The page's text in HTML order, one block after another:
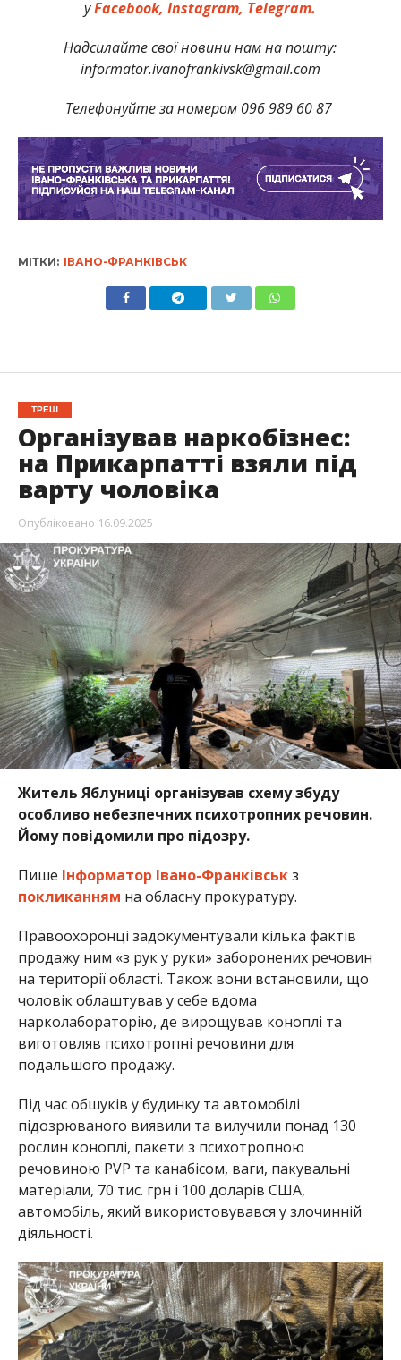
уFacebook, Instagram, Telegram.
Надсилайте свої новини нам на пошту:
informator.ivanofrankivsk@gmail.com
Телефонуйте за номером 096 989 60 87
МІТКИ: ІВАНО-ФРАНКІВСЬК
ТРЕШ
Організував наркобізнес:
на Прикарпатті взяли під
варту чоловіка
Опубліковано 16.09.2025
Житель Яблуниці організував схему збуду
особливо небезпечних психотропних речовин.
Йому повідомили про підозру.
Пише Інформатор Івано-Франківськз
покликанням на обласну прокуратуру.
Правоохоронці задокументували кілька фактів
продажу ним «з рук у руки» заборонених речовин
на території області. Також вони встановили, що
чоловік облаштував у себе вдома
нарколабораторію, де вирощував коноплі та
виготовляв психотропні речовини для
подальшого продажу.
Під час обшуків у будинку та автомобілі
підозрюваного виявили та вилучили понад 130
рослин коноплі, пакети з психотропною
речовиною PVP та канабісом, ваги, пакувальні
матеріали, 70 тис. грн і 100 доларів США,
автомобіль, який використовувався у злочинній
діяльності.